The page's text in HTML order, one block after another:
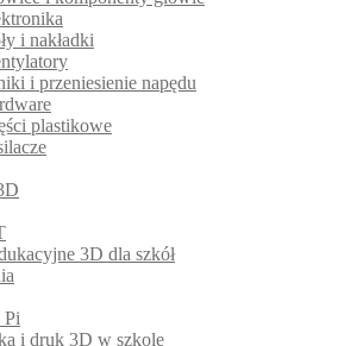
i nakładki
i przeniesienie napędu
plastikowe
3D dla szkół
Pi
i druk 3D w szkole